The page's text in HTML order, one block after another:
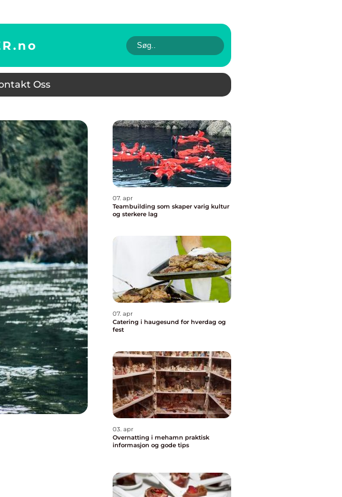
no
Oss
07. apr
Teambuilding som skaper varig kultur
og sterkere lag
07. apr
Catering i haugesund for hverdag og
fest
03. apr
Overnatting i mehamn praktisk
informasjon og gode tips